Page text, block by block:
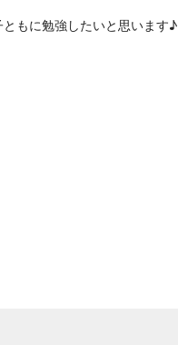
もに勉強したいと思います♪